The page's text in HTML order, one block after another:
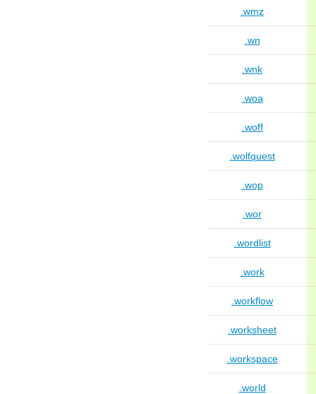
.wmz
.wn
.wnk
.woa
.woff
.wolfquest
.wop
.wor
.wordlist
.work
.workflow
.worksheet
.workspace
.world